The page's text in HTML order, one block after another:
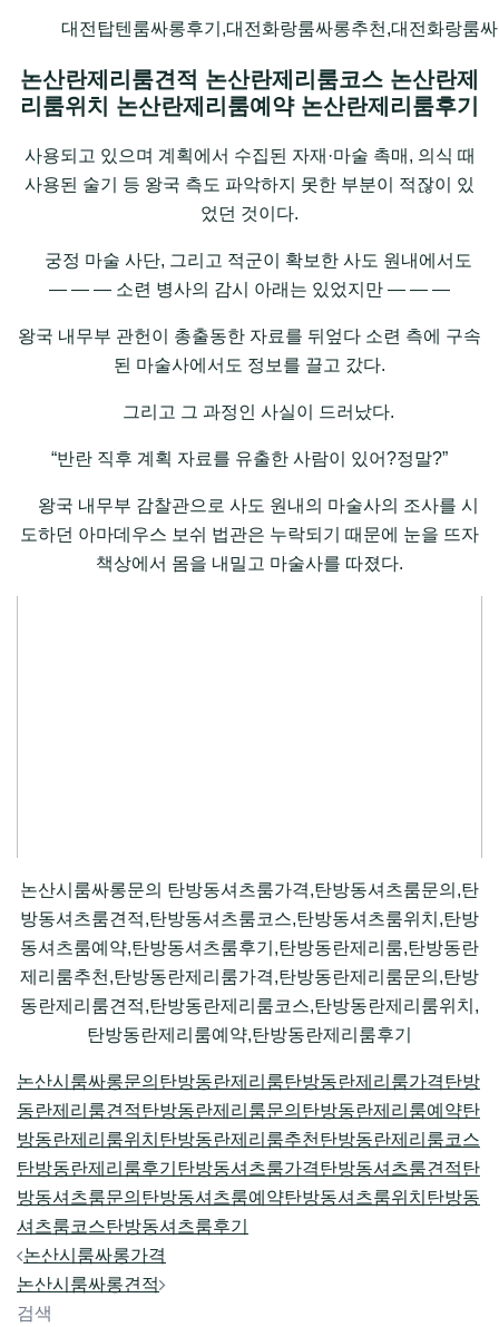
대전탑텐룸싸롱후기,대전화랑룸싸롱추천,대전화랑룸
논산란제리룸견적 논산란제리룸코스 논산란제
리룸위치 논산란제리룸예약 논산란제리룸후기
사용되고 있으며 계획에서 수집된 자재·마술 촉매, 의식 때
사용된 술기 등 왕국 측도 파악하지 못한 부분이 적잖이 있
었던 것이다.
궁정 마술 사단, 그리고 적군이 확보한 사도 원내에서도
― ― ― 소련 병사의 감시 아래는 있었지만 ― ― ―
왕국 내무부 관헌이 총출동한 자료를 뒤엎다 소련 측에 구속
된 마술사에서도 정보를 끌고 갔다.
그리고 그 과정인 사실이 드러났다.
“반란 직후 계획 자료를 유출한 사람이 있어?정말?”
왕국 내무부 감찰관으로 사도 원내의 마술사의 조사를 시
도하던 아마데우스 보쉬 법관은 누락되기 때문에 눈을 뜨자
책상에서 몸을 내밀고 마술사를 따졌다.
논산시룸싸롱문의 탄방동셔츠룸가격,탄방동셔츠룸문의,탄
방동셔츠룸견적,탄방동셔츠룸코스,탄방동셔츠룸위치,탄방
동셔츠룸예약,탄방동셔츠룸후기,탄방동란제리룸,탄방동란
제리룸추천,탄방동란제리룸가격,탄방동란제리룸문의,탄방
동란제리룸견적,탄방동란제리룸코스,탄방동란제리룸위치,
탄방동란제리룸예약,탄방동란제리룸후기
논산시룸싸롱문의 탄방동란제리룸탄방동란제리룸가격탄방
동란제리룸견적탄방동란제리룸문의 탄방동란제리룸예약탄
방동란제리룸위치 탄방동란제리룸추천 탄방동란제리룸코스
탄방동란제리룸후기 탄방동셔츠룸가격탄방동셔츠룸견적탄
방동셔츠룸문의 탄방동셔츠룸예약탄방동셔츠룸위치 탄방동
셔츠룸코스탄방동셔츠룸후기
Post
navigation
논산시룸싸롱가격
논산시룸싸롱견적
검색